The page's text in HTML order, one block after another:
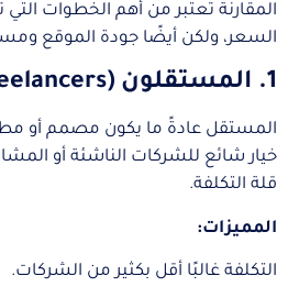
المقارنة تُعتبر من أهم الخطوات
السعر، ولكن أيضًا جودة الموقع
1. المستقلون (Freelancers)
المستقل عادةً ما يكون مصمم أو
خيار شائع للشركات الناشئة أو
قلة التكلفة.
المميزات:
التكلفة غالبًا أقل بكثير من الشركات.